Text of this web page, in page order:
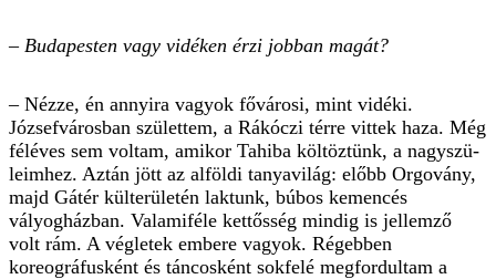
– Budapesten vagy vidéken érzi jobban magát?
– Nézze, én annyira vagyok fővárosi, mint vidéki.
Józsefvárosban születtem, a Rákóczi térre vittek haza. Még
féléves sem voltam, amikor Tahiba költöztünk, a nagyszü­
leimhez. Aztán jött az alföldi tanyavilág: előbb Orgovány,
majd Gátér külterületén laktunk, búbos kemencés
vályogházban. Valamiféle kettősség mindig is jellemző
volt rám. A végletek embere vagyok. Régebben
koreográfusként és táncosként sokfelé megfordultam a